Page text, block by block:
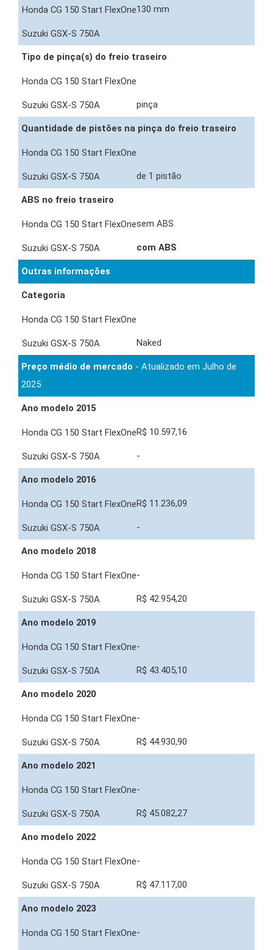
130 mm
Tipo de pinça(s) do freio traseiro
pinça
Quantidade de pistões na pinça do freio traseiro
de 1 pistão
ABS no freio traseiro
sem ABS
com ABS
Outras informações
Categoria
Naked
Preço médio de mercado - Atualizado em Julho de
2025
Ano modelo 2015
R$ 10.597,16
-
Ano modelo 2016
R$ 11.236,09
-
Ano modelo 2018
-
R$ 42.954,20
Ano modelo 2019
-
R$ 43.405,10
Ano modelo 2020
-
R$ 44.930,90
Ano modelo 2021
-
R$ 45.082,27
Ano modelo 2022
-
R$ 47.117,00
Ano modelo 2023
-